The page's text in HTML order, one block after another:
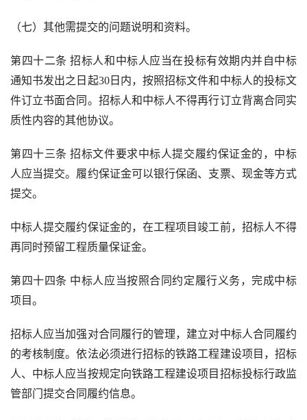
（七）其他需提交的问题说明和资料。
第四十二条 招标人和中标人应当在投标有效期内并自中标
通知书发出之日起30日内，按照招标文件和中标人的投标文
件订立书面合同。招标人和中标人不得再行订立背离合同实
质性内容的其他协议。
第四十三条 招标文件要求中标人提交履约保证金的，中标
人应当提交。履约保证金可以银行保函、支票、现金等方式
提交。
中标人提交履约保证金的，在工程项目竣工前，招标人不得
再同时预留工程质量保证金。
第四十四条 中标人应当按照合同约定履行义务，完成中标
项目。
招标人应当加强对合同履行的管理，建立对中标人合同履约
的考核制度。依法必须进行招标的铁路工程建设项目，招标
人、中标人应当按规定向铁路工程建设项目招标投标行政监
管部门提交合同履约信息。